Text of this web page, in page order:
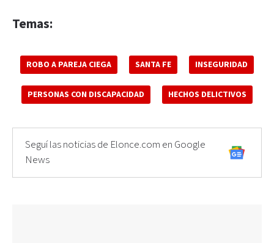
Temas:
ROBO A PAREJA CIEGA SANTA FE INSEGURIDAD
PERSONAS CON DISCAPACIDAD HECHOS DELICTIVOS
Seguí las noticias de Elonce.com en Google
News